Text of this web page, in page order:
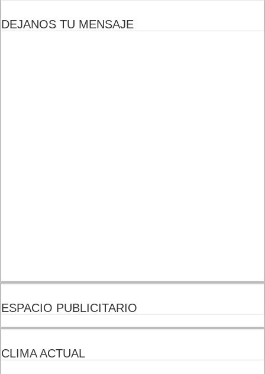
DEJANOS TU MENSAJE
ESPACIO PUBLICITARIO
CLIMA ACTUAL